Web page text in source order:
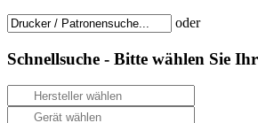
oder
Schnellsuche - Bitte wählen Sie